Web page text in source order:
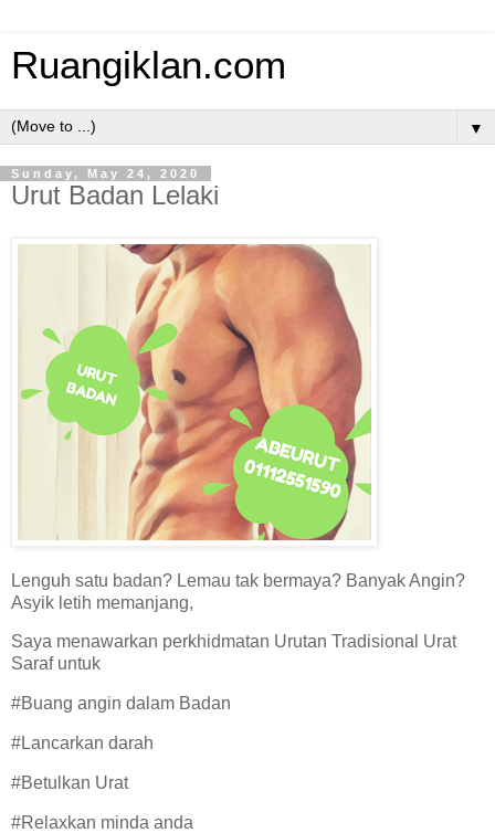
Ruangiklan.com
▼
Sunday, May 24, 2020
Urut Badan Lelaki
Lenguh satu badan? Lemau tak bermaya? Banyak Angin?
Asyik letih memanjang,
Saya menawarkan perkhidmatan Urutan Tradisional Urat
Saraf untuk
#Buang angin dalam Badan
#Lancarkan darah
#Betulkan Urat
#Relaxkan minda anda